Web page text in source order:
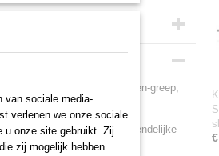
45
x 2,90 cm
meercomponenten-greep,
een moeiteloze en handvriendelijke
van sociale media-
verlenen we onze sociale
u onze site gebruikt. Zij
zij mogelijk hebben